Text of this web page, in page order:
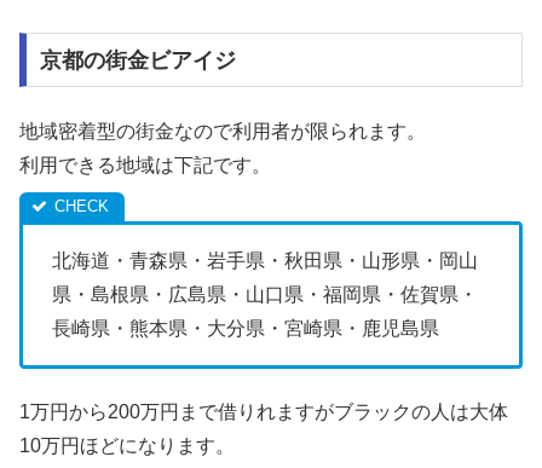
京都の街金ビアイジ
地域密着型の街金なので利用者が限られます。
利用できる地域は下記です。
北海道・青森県・岩手県・秋田県・山形県・岡山
県・島根県・広島県・山口県・福岡県・佐賀県・
長崎県・熊本県・大分県・宮崎県・鹿児島県
1万円から200万円まで借りれますがブラックの人は大体
10万円ほどになります。